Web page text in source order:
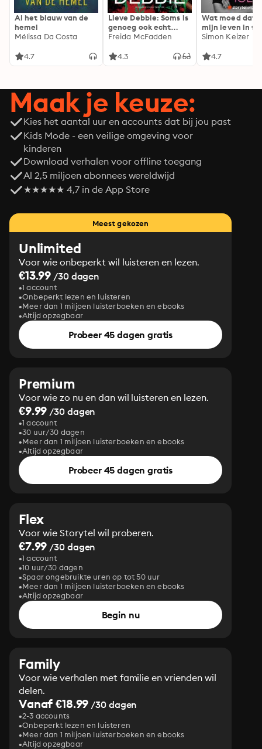
Al het blauw van de
hemel
Mélissa Da Costa
4.7
Lieve Debbie: Soms is
genoeg ook echt
genoeg...
Freida McFadden
4.3
Wat moed dat
mijn leven in
Simon Keizer
4.7
Maak je keuze:
Kies het aantal uur en accounts dat bij jou past
Kids Mode - een veilige omgeving voor
kinderen
Download verhalen voor offline toegang
Al 2,5 miljoen abonnees wereldwijd
★★★★★ 4,7 in de App Store
Meest gekozen
Unlimited
Voor wie onbeperkt wil luisteren en lezen.
€13.99 /30 dagen
1 account
Onbeperkt lezen en luisteren
Meer dan 1 miljoen luisterboeken en ebooks
Altijd opzegbaar
Probeer 45 dagen gratis
Premium
Voor wie zo nu en dan wil luisteren en lezen.
€9.99 /30 dagen
1 account
30 uur/30 dagen
Meer dan 1 miljoen luisterboeken en ebooks
Altijd opzegbaar
Probeer 45 dagen gratis
Flex
Voor wie Storytel wil proberen.
€7.99 /30 dagen
1 account
10 uur/30 dagen
Spaar ongebruikte uren op tot 50 uur
Meer dan 1 miljoen luisterboeken en ebooks
Altijd opzegbaar
Begin nu
Family
Voor wie verhalen met familie en vrienden wil
delen.
Vanaf €18.99 /30 dagen
2-3 accounts
Onbeperkt lezen en luisteren
Meer dan 1 miljoen luisterboeken en ebooks
Altijd opzegbaar